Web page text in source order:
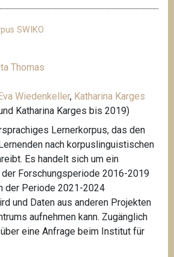
SWIKO
Thomas
Wiedenkeller, Katharina Karges
Katharina Karges bis 2019)
Lernerkorpus, das den
nach korpuslinguistischen
Es handelt sich um ein
der Forschungsperiode 2016-2019
der Periode 2021-2024
und Daten aus anderen Projekten
aufnehmen kann. Zugänglich
eine Anfrage beim Institut für